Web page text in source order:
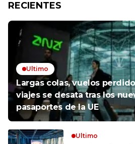
RECIENTES
Ultimo
Largas colas, vuelos
viajes se desata tras los
pasaportes de la UE
Ultimo